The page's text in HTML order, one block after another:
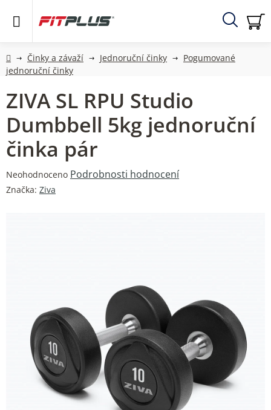
Hledat
DomůČinky a závaží Jednoruční činky
Pogumované
jednoruční činky
ZIVA SL RPU Studio
Dumbbell 5kg jednoruční
činka pár
Průměrné
hodnocení
Neohodnoceno Podrobnosti hodnocení
Značka: Ziva